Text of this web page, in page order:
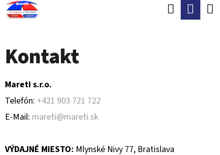
Prejsť
Hľadať
Kontakt
Mareti s.r.o.
Telefón: +421 903 721 722
E-Mail: mareti@mareti.sk
VÝDAJNÉ MIESTO: Mlynské Nivy 77, Bratislava
K
O
Č
O
P
O
T
R